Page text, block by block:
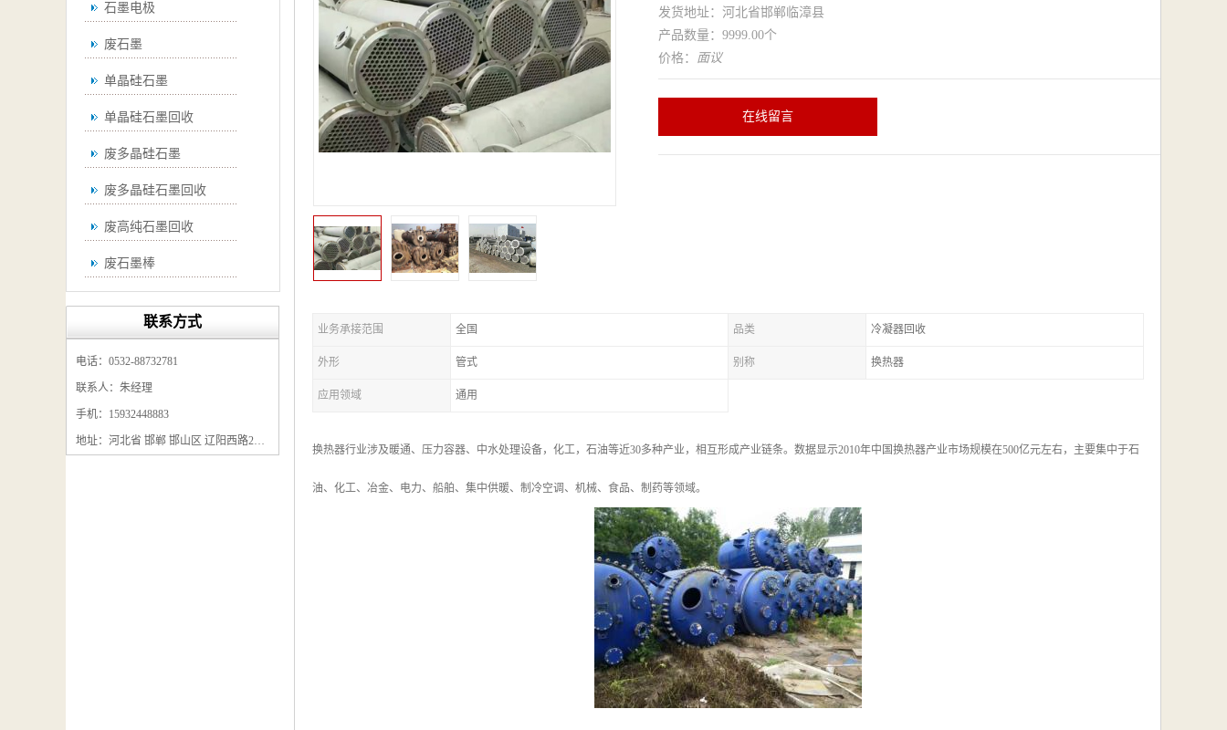
石墨电极
废石墨
单晶硅石墨
单晶硅石墨回收
废多晶硅石墨
废多晶硅石墨回收
废高纯石墨回收
废石墨棒
废石墨换热器回收
石墨粉回收
石墨换热器回收
联系方式
电话：0532-88732781
联系人：朱经理
手机：15932448883
地址：河北省 邯郸 邯山区 辽阳西路295号
发货地址：河北省邯郸临漳县
产品数量：9999.00个
价格： 面议
在线留言
业务承接范围 全国 品类 冷凝器回收
外形 管式 别称 换热器
应用领域 通用
换热器行业涉及暖通、压力容器、中水处理设备，化工，石油等近30多种产业，相互形成产业链条。数据显示2010年中国换热器产业市场规模在500亿元左右，主要集中于石
油、化工、冶金、电力、船舶、集中供暖、制冷空调、机械、食品、制药等领域。